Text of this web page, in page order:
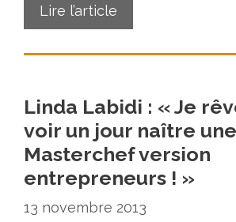
Lire l’article
Linda Labidi : « Je
voir un jour naître
Masterchef version
entrepreneurs ! »
13 novembre 2013